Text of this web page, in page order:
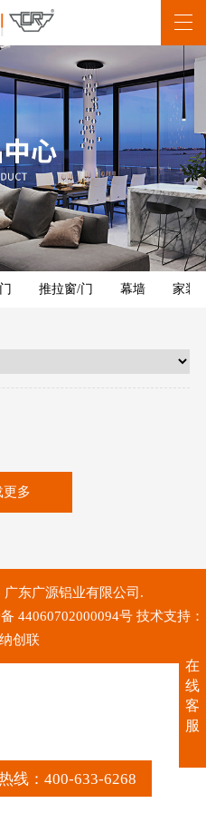
线：400-633-6268
推拉窗/门 幕墙 家装
更多
东广源铝业有限公司.
44060702000094号 技术支持：
创联
在
线
客
服